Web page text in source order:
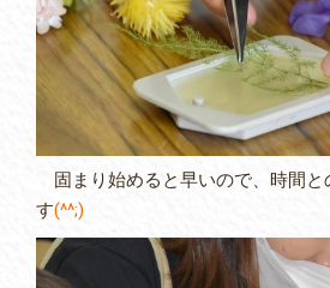
固まり始めると早いので、時間と
す(^^;)